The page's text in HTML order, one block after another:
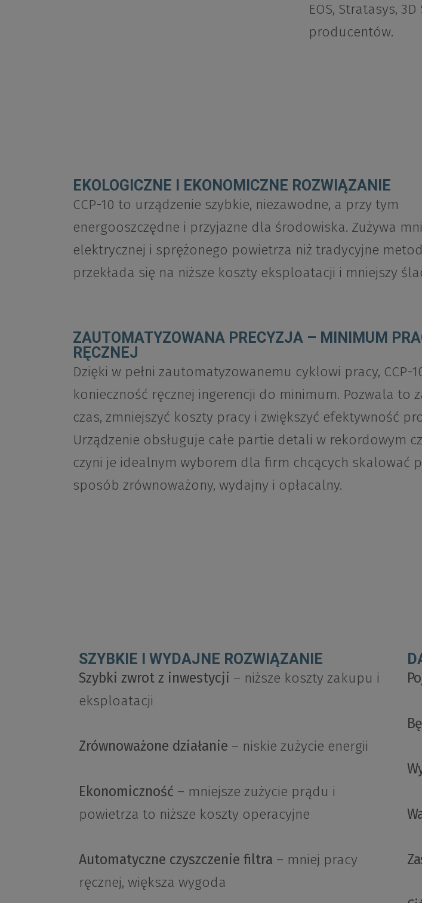
EOS, Stratasys,
producentów.
EKOLOGICZNE I EKONOMICZNE ROZWIĄZANIE
CCP-10 to urządzenie szybkie, niezawodne, a przy tym
energooszczędne i przyjazne dla środowiska. Zużywa
elektrycznej i sprężonego powietrza niż tradycyjne
przekłada się na niższe koszty eksploatacji i mniejszy
ZAUTOMATYZOWANA PRECYZJA – MINIMUM
RĘCZNEJ
Dzięki w pełni zautomatyzowanemu cyklowi pracy, CCP-
konieczność ręcznej ingerencji do minimum. Pozwala to
czas, zmniejszyć koszty pracy i zwiększyć efektywność
Urządzenie obsługuje całe partie detali w rekordowym
czyni je idealnym wyborem dla firm chcących skalować
sposób zrównoważony, wydajny i opłacalny.
SZYBKIE I WYDAJNE ROZWIĄZANIE
Szybki zwrot z inwestycji – niższe koszty zakupu i
eksploatacji
Zrównoważone działanie – niskie zużycie energii
Ekonomiczność – mniejsze zużycie prądu i
powietrza to niższe koszty operacyjne
Automatyczne czyszczenie filtra – mniej pracy
ręcznej, większa wygoda